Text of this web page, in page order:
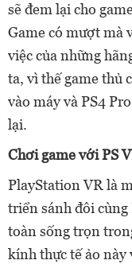
sẽ đem lại cho
Game có mượt mà
việc của những
ta, vì thế game thủ
vào máy và PS4
lại.
Chơi game với PS
PlayStation VR là
triển sánh đôi cùng
toàn sống trọn
kính thực tế ảo này